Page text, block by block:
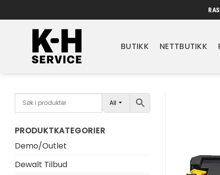
to
BUTIKK NETTBUTIKK
All
PRODUKTKATEGORIER
Demo/Outlet
Dewalt Tilbud